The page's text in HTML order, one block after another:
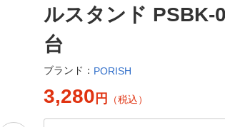
ルスタンド PSBK-
台
ブランド： PORISH
3,280 円 （税込）